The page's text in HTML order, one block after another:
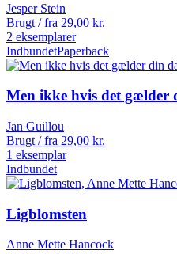
Jesper Stein
Brugt / fra 29,00 kr.
2 eksemplarer
IndbundetPaperback
Men ikke hvis det gælder
Jan Guillou
Brugt / fra 29,00 kr.
1 eksemplar
Indbundet
Ligblomsten
Anne Mette Hancock